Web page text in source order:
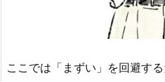
ここでは「まずい」を回避す